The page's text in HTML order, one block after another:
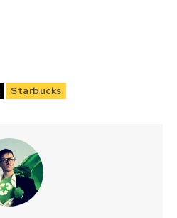
Starbucks